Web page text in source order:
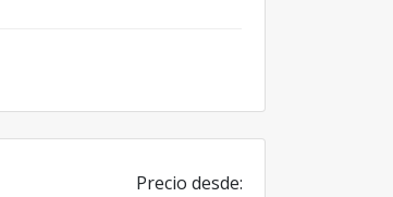
Precio desde: